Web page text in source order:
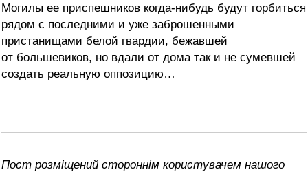
Могилы ее приспешников когда-нибудь будут горбиться
рядом с последними и уже заброшенными
пристанищами белой гвардии, бежавшей
от большевиков, но вдали от дома так и не сумевшей
создать реальную оппозицию…
Пост розміщений стороннім користувачем нашого